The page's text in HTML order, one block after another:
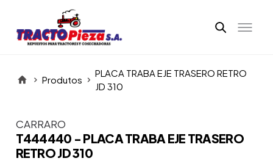
Produtos
PLACA TRABA EJE TRASERO RETRO
JD 310
Itens da Galeria
CARRARO
T444440 - PLACA TRABA EJE TRASERO
RETRO JD 310